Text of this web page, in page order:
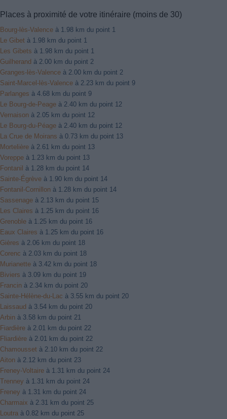
Places à proximité de votre itinéraire (moins de 30)
Bourg-lès-Valence à 1.98 km du point 1
Le Gibet à 1.98 km du point 1
Les Gibets à 1.98 km du point 1
Guilherand à 2.00 km du point 2
Granges-lès-Valence à 2.00 km du point 2
Saint-Marcel-lès-Valence à 2.23 km du point 9
Parlanges à 4.68 km du point 9
Le Bourg-de-Peage à 2.40 km du point 12
Vernaison à 2.05 km du point 12
Le Bourg-du-Péage à 2.40 km du point 12
La Crue de Moirans à 0.73 km du point 13
Mortelière à 2.61 km du point 13
Voreppe à 1.23 km du point 13
Fontanil à 1.28 km du point 14
Sainte-Égrève à 1.90 km du point 14
Fontanil-Cornillon à 1.28 km du point 14
Sassenage à 2.13 km du point 15
Les Claires à 1.25 km du point 16
Grenoble à 1.25 km du point 16
Eaux Claires à 1.25 km du point 16
Gières à 2.06 km du point 18
Corenc à 2.03 km du point 18
Murianette à 3.42 km du point 18
Biviers à 3.09 km du point 19
Francin à 2.34 km du point 20
Sainte-Hélène-du-Lac à 3.55 km du point 20
Laissaud à 3.54 km du point 20
Arbin à 3.58 km du point 21
Fiardière à 2.01 km du point 22
Fliardière à 2.01 km du point 22
Chamousset à 2.10 km du point 22
Aiton à 2.12 km du point 23
Freney-Voltaire à 1.31 km du point 24
Trenney à 1.31 km du point 24
Freney à 1.31 km du point 24
Charmaix à 2.31 km du point 25
Loutra à 0.82 km du point 25